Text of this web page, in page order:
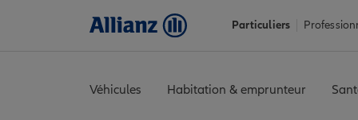
Particuliers
Véhicules Habitation & emprunteur